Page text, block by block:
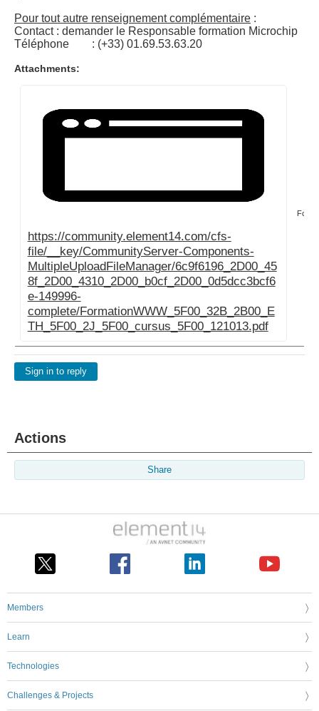
Pour tout autre renseignement complémentaire :
Contact : demander le Responsable formation Microchip
Téléphone : (+33) 01.69.53.63.20
Attachments:
https://community.element14.com/cfs-
file/__key/CommunityServer-Components-
MultipleUploadFileManager/6c9f6196_2D00_45
8f_2D00_4310_2D00_b0cf_2D00_0d5dcc3bcf6
e-149996-
complete/FormationWWW_5F00_32B_2B00_E
TH_5F00_2J_5F00_cursus_5F00_121013.pdf
Sign in to reply
Actions
Share
Members
Learn
Technologies
Challenges & Projects